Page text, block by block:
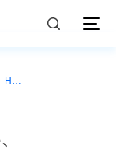
Jetson Orin NX、Hailo-8、Rockchip RK1820、RK1828协处理芯片对比，RK1828 综合表现亮眼